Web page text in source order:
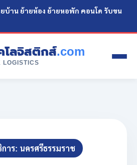
บ้าน ย้ายห้อง ย้ายหอพัก คอนโด รับขน
ลจิสติกส์.com
าร: นครศรีธรรมราช